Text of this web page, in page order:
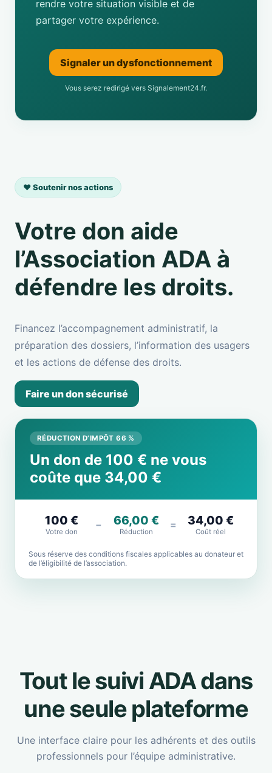
rendre votre situation visible et de
partager votre expérience.
Signaler un dysfonctionnement
Vous serez redirigé vers Signalement24.fr.
❤️ Soutenir nos actions
Votre don aide
l’Association ADA à
défendre les droits.
Financez l’accompagnement administratif, la
préparation des dossiers, l’information des usagers
et les actions de défense des droits.
Faire un don sécurisé
RÉDUCTION D’IMPÔT 66 %
Un don de 100 € ne vous
coûte que 34,00 €
100 €
Votre don
− 66,00 €
Réduction
= 34,00 €
Coût réel
Sous réserve des conditions fiscales applicables au donateur et
de l’éligibilité de l’association.
Tout le suivi ADA dans
une seule plateforme
Une interface claire pour les adhérents et des outils
professionnels pour l’équipe administrative.